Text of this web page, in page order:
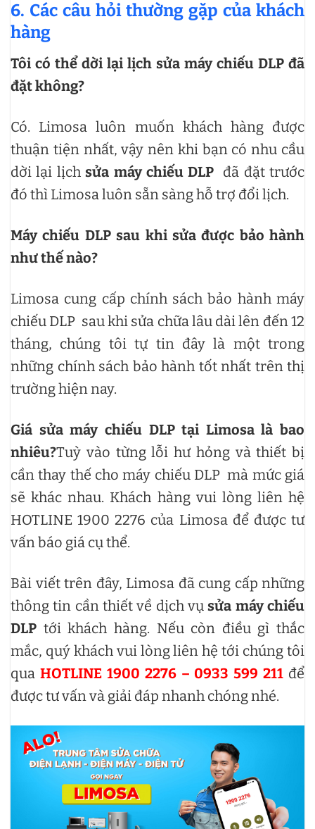
6. Các câu hỏi thường gặp của khách
hàng
Tôi có thể dời lại lịch sửa máy chiếu DLP đã
đặt không?
Có. Limosa luôn muốn khách hàng được
thuận tiện nhất, vậy nên khi bạn có nhu cầu
dời lại lịchsửa máy chiếu DLP đã đặt trước
đó thì Limosa luôn sẵn sàng hỗ trợ đổi lịch.
Máy chiếu DLP sau khi sửa được bảo hành
như thế nào?
Limosa cung cấp chính sách bảo hành máy
chiếu DLP sau khi sửa chữa lâu dài lên đến 12
tháng, chúng tôi tự tin đây là một trong
những chính sách bảo hành tốt nhất trên thị
trường hiện nay.
Giá sửa máy chiếu DLP tại Limosa là bao
nhiêu?Tuỳ vào từng lỗi hư hỏng và thiết bị
cần thay thế cho máy chiếu DLP mà mức giá
sẽ khác nhau. Khách hàng vui lòng liên hệ
HOTLINE 1900 2276 của Limosa để được tư
vấn báo giá cụ thể.
Bài viết trên đây, Limosa đã cung cấp những
thông tin cần thiết về dịch vụsửa máy chiếu
DLP tới khách hàng. Nếu còn điều gì thắc
mắc, quý khách vui lòng liên hệ tới chúng tôi
qua HOTLINE 1900 2276 – 0933 599 211 để
được tư vấn và giải đáp nhanh chóng nhé.